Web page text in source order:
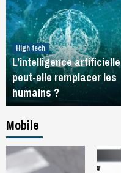
High tech
L’intelligence artificielle
peut-elle remplacer les
humains ?
Mobile